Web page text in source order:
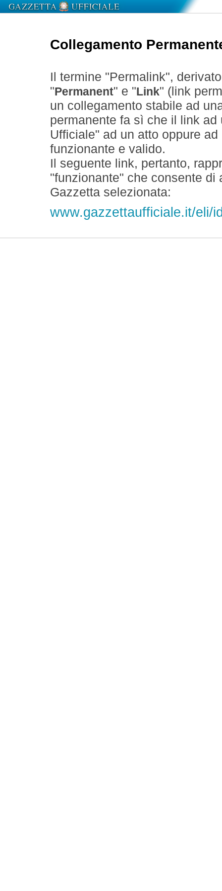
Collegamento
Il termine "Permalink",
" Permanent" e " Link" (link
un collegamento stabile ad
permanente fa sì che il link
Ufficiale" ad un atto oppure
funzionante e valido.
Il seguente link, pertanto,
"funzionante" che consente
Gazzetta selezionata:
www.gazzettaufficiale.it/eli/